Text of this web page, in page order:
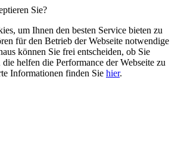
Sie?
um Ihnen den besten Service bieten zu
für den Betrieb der Webseite notwendige
können Sie frei entscheiden, ob Sie
helfen die Performance der Webseite zu
Informationen finden Sie hier.